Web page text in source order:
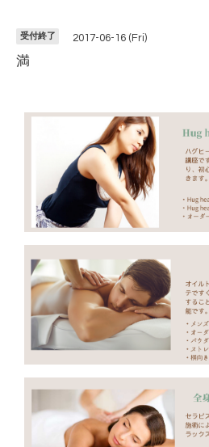
受付終了 2017-06-16 (Fri)
満